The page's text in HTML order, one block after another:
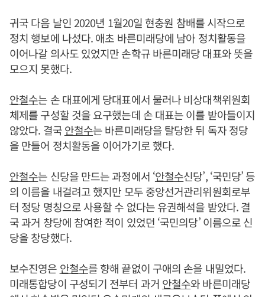
귀국 다음 날인 2020년 1월20일 현충원 참배를 시작으로
정치 행보에 나섰다. 애초 바른미래당에 남아 정치활동을
이어나갈 의사도 있었지만 손학규 바른미래당 대표와 뜻을
모으지 못했다.
안철수는 손 대표에게 당대표에서 물러나 비상대책위원회
체제를 구성할 것을 요구했는데 손 대표는 이를 받아들이지
않았다. 결국안철수는 바른미래당을 탈당한 뒤 독자 정당
을 만들어 정치활동을 이어가기로 했다.
안철수는 신당을 만드는 과정에서 ‘안철수신당’, ‘국민당’ 등
의 이름을 내걸려고 했지만 모두 중앙선거관리위원회로부
터 정당 명칭으로 사용할 수 없다는 유권해석을 받았다. 결
국 과거 창당에 참여한 적이 있었던 ‘국민의당’ 이름으로 신
당을 창당했다.
보수진영은 안철수를 향해 끝없이 구애의 손을 내밀었다.
미래통합당이 구성되기 전부터 과거 안철수와 바른미래당